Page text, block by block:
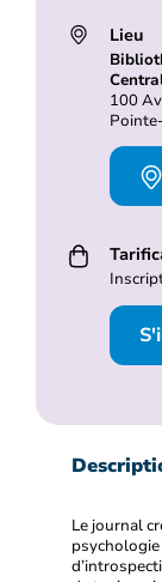
Lieu
100
Le journal